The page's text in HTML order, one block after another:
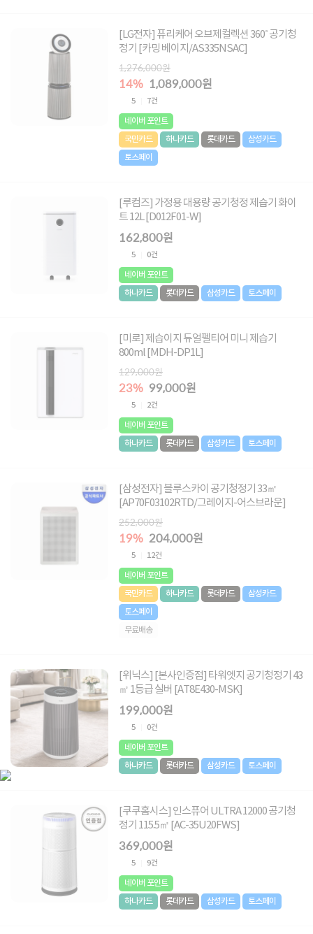
[LG전자] 퓨리케어 오브제컬렉션 360˚ 공기청
정기 [카밍 베이지/AS335NSAC]
1,276,000원
14% 1,089,000원
5 7건
네이버 포인트
국민카드
하나카드 롯데카드
삼성카드
토스페이
[루컴즈] 가정용 대용량 공기청정 제습기 화이
트 12L [D012F01-W]
162,800원
5 0건
네이버 포인트
하나카드
롯데카드 삼성카드 토스페이
[미로] 제습이지 듀얼펠티어 미니 제습기
800ml [MDH-DP1L]
129,000원
23% 99,000원
5 2건
네이버 포인트
하나카드
롯데카드 삼성카드 토스페이
[삼성전자] 블루스카이 공기청정기 33㎡
[AP70F03102RTD/그레이지-어스브라운]
252,000원
19% 204,000원
5 12건
네이버 포인트
국민카드
하나카드 롯데카드
삼성카드
토스페이
무료배송
[위닉스] [본사인증점] 타워엣지 공기청정기 43
㎡ 1등급 실버 [AT8E430-MSK]
199,000원
5 0건
네이버 포인트
하나카드
롯데카드 삼성카드 토스페이
[쿠쿠홈시스] 인스퓨어 ULTRA 12000 공기청
정기 115.5㎡ [AC-35U20FWS]
369,000원
5 9건
네이버 포인트
하나카드
롯데카드 삼성카드 토스페이